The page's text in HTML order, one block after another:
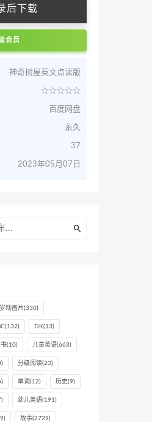
后下载
会员
神奇树屋英文点读版
☆☆☆☆☆
百度网盘
永久
37
2023年05月07日
动画片(330)
(132) DK(13)
书(10) 儿童英语(663)
分级阅读(23)
单词 (12) 历史(9)
幼儿英语(191)
故事(2729)